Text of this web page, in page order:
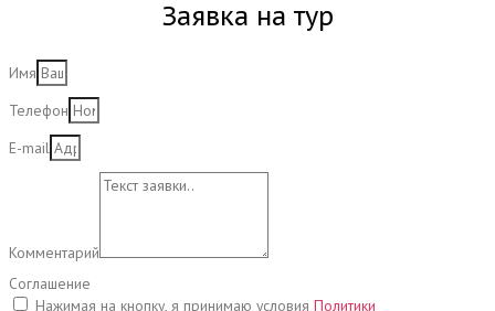
Заявка на тур
Имя
Телефон
E-mail
Комментарий
Соглашение
Нажимая на кнопку, я принимаю условия Политики